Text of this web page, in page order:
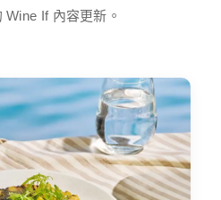
Wine If 內容更新。